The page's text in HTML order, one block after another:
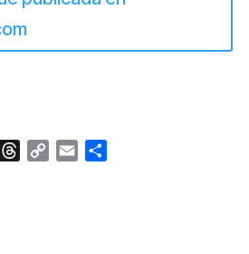
TelegramThreads
Copy Email